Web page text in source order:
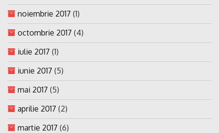
noiembrie 2017 (1)
octombrie 2017 (4)
iulie 2017 (1)
iunie 2017 (5)
mai 2017 (5)
aprilie 2017 (2)
martie 2017 (6)